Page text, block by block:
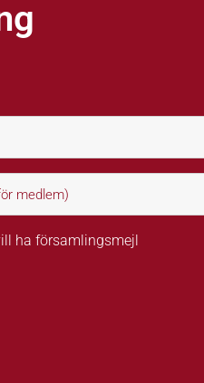
ha församlingsmejl